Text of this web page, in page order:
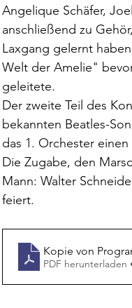
Angelique Schäfer,
anschließend zu
Laxgang gelernt
Welt der Amelie"
geleitete.
Der zweite Teil des
bekannten Beatles-
das 1. Orchester
Die Zugabe, den
Mann: Walter
feiert.
Kopie von
PDF herunterladen